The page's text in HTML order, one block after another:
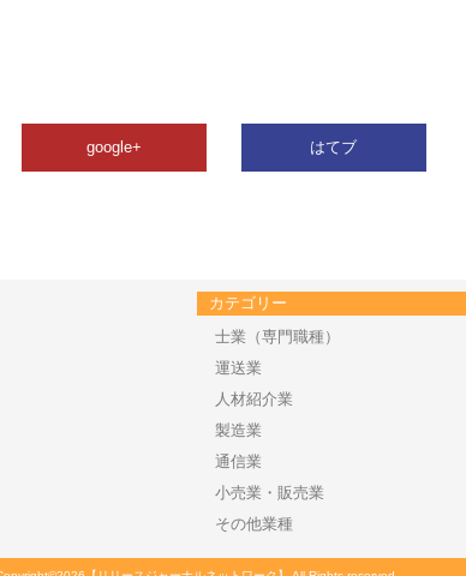
google+ はてブ
カテゴリー
士業（専門職種）
運送業
人材紹介業
製造業
通信業
小売業・販売業
その他業種